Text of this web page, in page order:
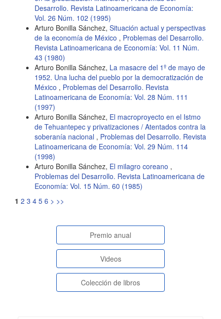
Desarrollo. Revista Latinoamericana de Economía:
Vol. 26 Núm. 102 (1995)
Arturo Bonilla Sánchez, Situación actual y perspectivas
de la economía de México , Problemas del Desarrollo.
Revista Latinoamericana de Economía: Vol. 11 Núm.
43 (1980)
Arturo Bonilla Sánchez, La masacre del 1º de mayo de
1952. Una lucha del pueblo por la democratización de
México , Problemas del Desarrollo. Revista
Latinoamericana de Economía: Vol. 28 Núm. 111
(1997)
Arturo Bonilla Sánchez, El macroproyecto en el Istmo
de Tehuantepec y privatizaciones / Atentados contra la
soberanía nacional , Problemas del Desarrollo. Revista
Latinoamericana de Economía: Vol. 29 Núm. 114
(1998)
Arturo Bonilla Sánchez, El milagro coreano ,
Problemas del Desarrollo. Revista Latinoamericana de
Economía: Vol. 15 Núm. 60 (1985)
1 2 3 4 5 6 > >>
paginasespeciales
Premio anual
Videos
Colección de libros